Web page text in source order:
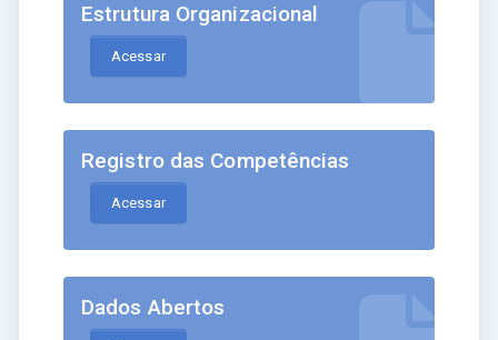
Estrutura Organizacional
Acessar
Registro das Competências
Acessar
Dados Abertos